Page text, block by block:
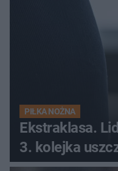
PIŁKA NOŻNA
Ekstraklasa.
3. kolejka